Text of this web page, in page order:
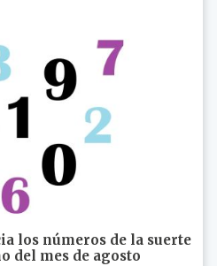
los números de la suerte
del mes de agosto